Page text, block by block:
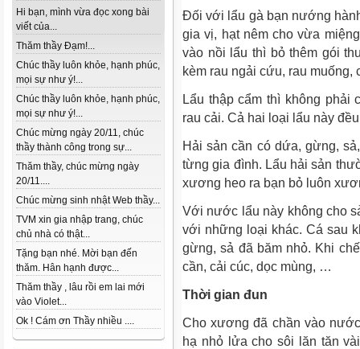
Hi bạn, mình vừa đọc xong bài
viết của...
Thăm thầy Đạm!...
Chúc thầy luôn khỏe, hạnh phúc,
mọi sự như ý!...
Chúc thầy luôn khỏe, hạnh phúc,
mọi sự như ý!...
Chúc mừng ngày 20/11, chúc
thầy thành công trong sự...
Thăm thầy, chúc mừng ngày
20/11....
Chúc mừng sinh nhật Web thầy...
TVM xin gia nhập trang, chúc
chủ nhà có thật...
Tặng bạn nhé. Mời bạn đến
thăm. Hân hạnh được...
Thăm thầy , lâu rồi em lai mới
vào Violet...
Ok ! Cám ơn Thầy nhiều ....
Đối với lẩu gà bạn nướng
gia vị, hạt nêm cho vừa
vào nồi lẩu thì bỏ thêm gói
kèm rau ngải cứu, rau muống,
Lẩu thập cẩm thì không phải
rau cải. Cả hai loại lẩu này
Hải sản cần có dứa, gừng,
từng gia đình. Lẩu hải sản
xương heo ra bạn bỏ luôn
Với nước lẩu này không cho
với những loại khác. Cá sau
gừng, sả đã băm nhỏ. Khi
cần, cải cúc, dọc mùng, …
Thời gian đun
Cho xương đã chần vào
hạ nhỏ lửa cho sôi lăn tăn